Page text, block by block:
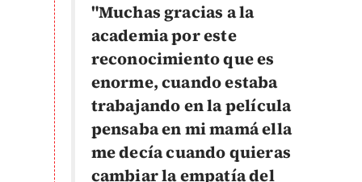
"Muchas gracias a la
academia por este
reconocimiento que es
enorme, cuando estaba
trabajando en la película
pensaba en mi mamá ella
me decía cuando quieras
cambiar la empatía del